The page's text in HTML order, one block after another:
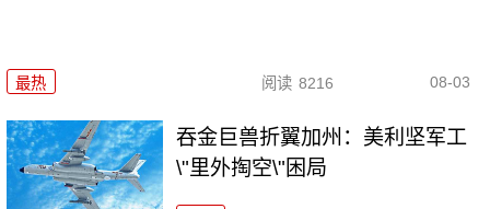
最热 阅读 8216 08-03
吞金巨兽折翼加州：美利坚军工
\"里外掏空\"困局